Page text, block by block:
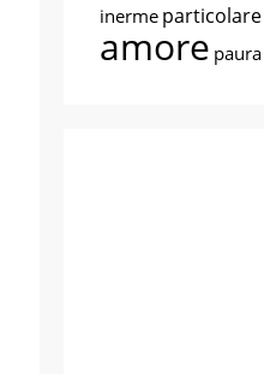
inerme particolare
amore paura